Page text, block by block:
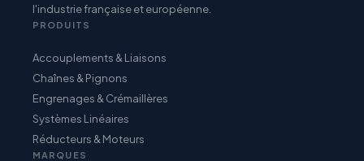
l'industrie française et européenne.
PRODUITS
Accouplements & Liaisons
Chaînes & Pignons
Engrenages & Crémaillères
Systèmes Linéaires
Réducteurs & Moteurs
MARQUES